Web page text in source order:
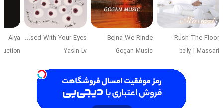
Rush The Floor
belly | Massari
Bejna We Rinde
Gogan Music
Obsessed With Your Eyes
Yasin Lv
Alya